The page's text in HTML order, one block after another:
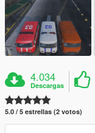
4.034
Descargas
5.0 / 5 estrellas (2 votos)